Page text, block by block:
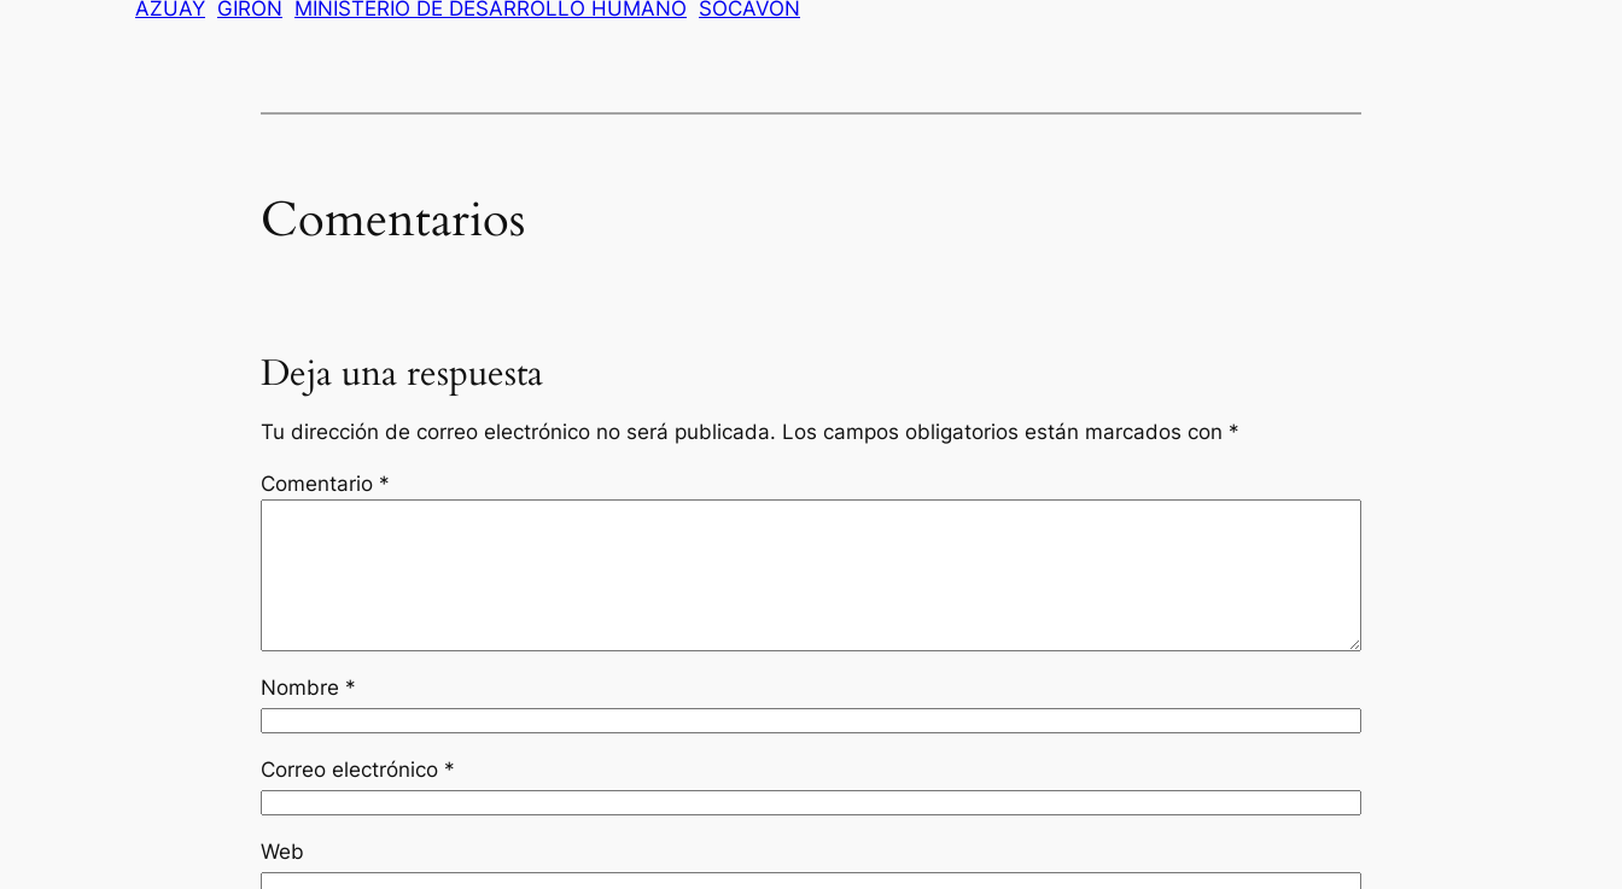
AZUAY GIRÓN MINISTERIO DE DESARROLLO HUMANO SOCAVÓN
Comentarios
Deja una respuesta
Tu dirección de correo electrónico no será publicada. Los campos obligatorios están marcados con *
Comentario *
Nombre *
Correo electrónico *
Web